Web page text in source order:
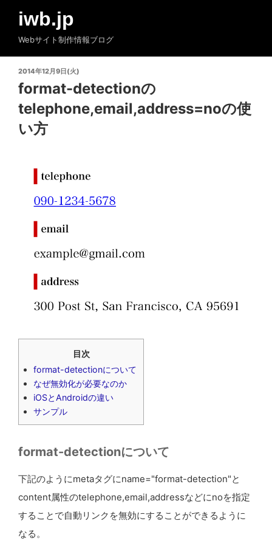
iwb.jp
Webサイト制作情報ブログ
投
稿
日:
2014年12月9日(火)
format-detectionの
telephone,email,address=noの使
い方
目次
format-detectionについて
なぜ無効化が必要なのか
iOSとAndroidの違い
サンプル
format-detectionについて
下記のようにmetaタグにname="format-detection"と
content属性のtelephone,email,addressなどにnoを指定
することで自動リンクを無効にすることができるように
なる。